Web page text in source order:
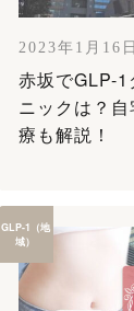
2023年1月16日
赤坂でGLP-1
ニックは？
療も解説！
GLP-1（地
域）